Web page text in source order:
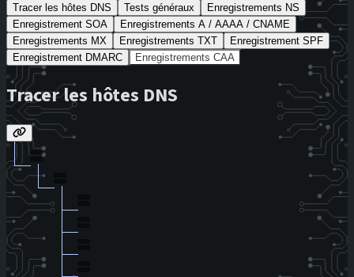
Tracer les hôtes DNS Tests généraux
Enregistrements NS
Enregistrement SOA
Enregistrements A / AAAA / CNAME
Enregistrements MX
Enregistrements TXT
Enregistrement SPF
Enregistrement DMARC
Enregistrements CAA
Tracer les hôtes DNS